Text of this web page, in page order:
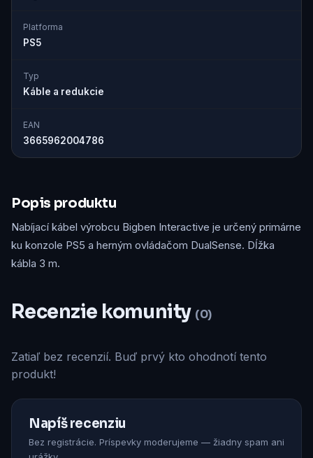
Platforma
PS5
Typ
Káble a redukcie
EAN
3665962004786
Popis produktu
Nabíjací kábel výrobcu Bigben Interactive je určený primárne
ku konzole PS5 a herným ovládačom DualSense. Dĺžka
kábla 3 m.
Recenzie komunity (0)
Zatiaľ bez recenzií. Buď prvý kto ohodnotí tento
produkt!
Napíš recenziu
Bez registrácie. Príspevky moderujeme — žiadny spam ani